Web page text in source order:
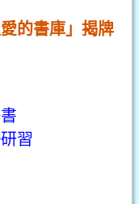
的書庫」揭牌
習